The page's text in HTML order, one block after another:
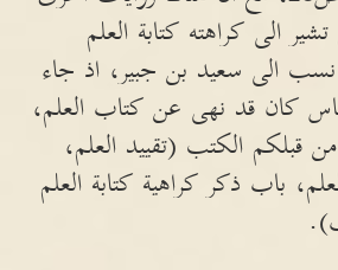
الى كراهته كتابة العلم
الى سعيد بن جبير، اذ جاء
كان قد نهى عن كتاب العلم،
قبلكم الكتب (تقييد العلم،
باب ذكر كراهية كتابة العلم